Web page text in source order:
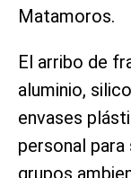
Matamoros.
El arribo de
aluminio,
envases
personal
grupos